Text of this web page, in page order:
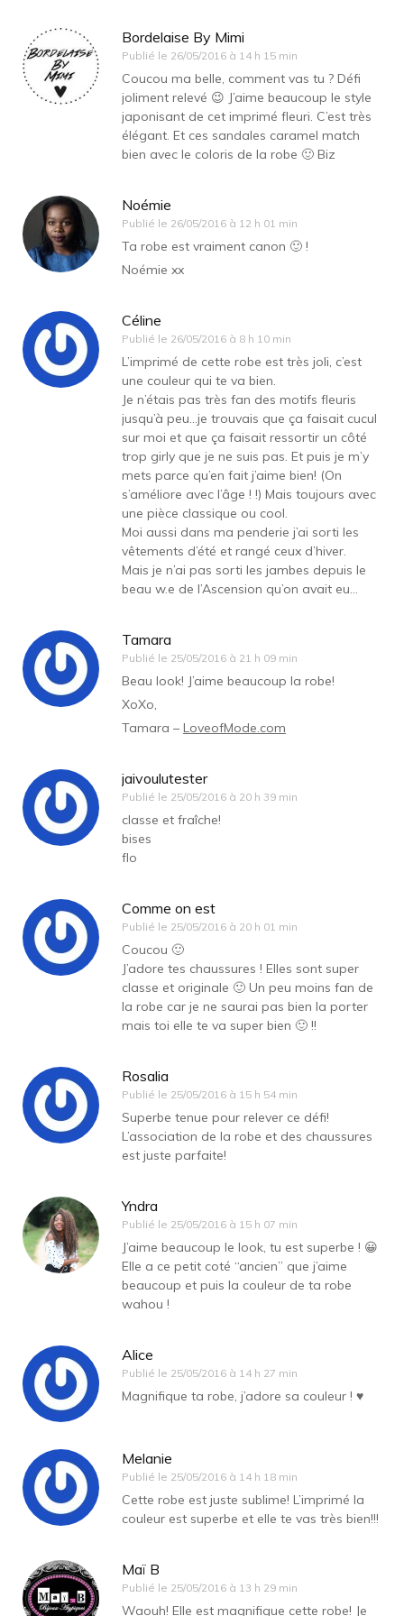
Bordelaise By Mimi
Publié le 26/05/2016 à 14 h 15 min
Coucou ma belle, comment vas tu ? Défi
joliment relevé 😉 J’aime beaucoup le style
japonisant de cet imprimé fleuri. C’est très
élégant. Et ces sandales caramel match
bien avec le coloris de la robe 🙂 Biz
Noémie
Publié le 26/05/2016 à 12 h 01 min
Ta robe est vraiment canon 🙂 !
Noémie xx
Céline
Publié le 26/05/2016 à 8 h 10 min
L’imprimé de cette robe est très joli, c’est
une couleur qui te va bien.
Je n’étais pas très fan des motifs fleuris
jusqu’à peu…je trouvais que ça faisait cucul
sur moi et que ça faisait ressortir un côté
trop girly que je ne suis pas. Et puis je m’y
mets parce qu’en fait j’aime bien! (On
s’améliore avec l’âge ! !) Mais toujours avec
une pièce classique ou cool.
Moi aussi dans ma penderie j’ai sorti les
vêtements d’été et rangé ceux d’hiver.
Mais je n’ai pas sorti les jambes depuis le
beau w.e de l’Ascension qu’on avait eu…
Tamara
Publié le 25/05/2016 à 21 h 09 min
Beau look! J’aime beaucoup la robe!
XoXo,
Tamara – LoveofMode.com
jaivoulutester
Publié le 25/05/2016 à 20 h 39 min
classe et fraîche!
bises
flo
Comme on est
Publié le 25/05/2016 à 20 h 01 min
Coucou 🙂
J’adore tes chaussures ! Elles sont super
classe et originale 🙂 Un peu moins fan de
la robe car je ne saurai pas bien la porter
mais toi elle te va super bien 🙂 !!
Rosalia
Publié le 25/05/2016 à 15 h 54 min
Superbe tenue pour relever ce défi!
L’association de la robe et des chaussures
est juste parfaite!
Yndra
Publié le 25/05/2016 à 15 h 07 min
J’aime beaucoup le look, tu est superbe ! 😀
Elle a ce petit coté “ancien” que j’aime
beaucoup et puis la couleur de ta robe
wahou !
Alice
Publié le 25/05/2016 à 14 h 27 min
Magnifique ta robe, j’adore sa couleur ! ♥
Melanie
Publié le 25/05/2016 à 14 h 18 min
Cette robe est juste sublime! L’imprimé la
couleur est superbe et elle te vas très bien!!!
Maï B
Publié le 25/05/2016 à 13 h 29 min
Waouh! Elle est magnifique cette robe! Je